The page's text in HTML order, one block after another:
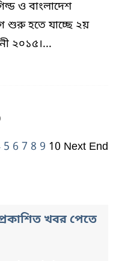
ও বাংলাদেশ
শুরু হতে যাচ্ছে ২য়
২০১৫।...
5 6 7 8 9 10 Next End
খবর পেতে